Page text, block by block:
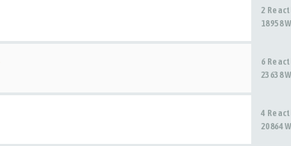
2
18958
6
23638
4
20864